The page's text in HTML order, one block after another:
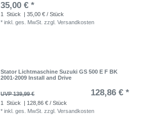
35,00 € *
1 Stück
| 35,00 € / Stück
*inkl. ges. MwSt. zzgl.Versandkosten
Stator Lichtmaschine Suzuki GS 500 E F BK
2001-2009 Install and Drive
UVP 139,99 € 128,86 € *
1 Stück
| 128,86 € / Stück
*inkl. ges. MwSt. zzgl.Versandkosten